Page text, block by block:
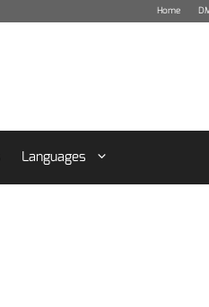
Home
Languages